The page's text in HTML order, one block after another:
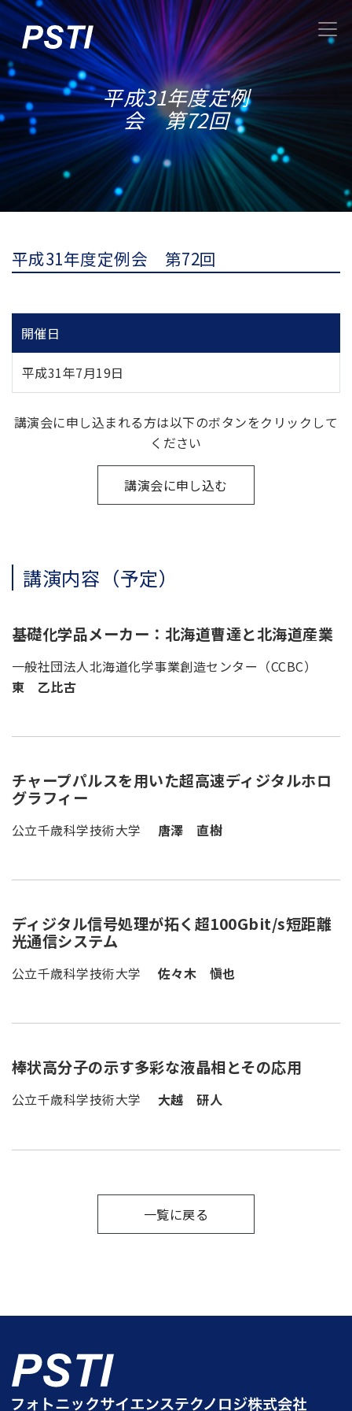
平成31年度定例
会 第72回
平成31年度定例会 第72回
開催日
平成31年7月19日
講演会に申し込まれる方は以下のボタンをクリックして
ください
講演会に申し込む
講演内容（予定）
基礎化学品メーカー：北海道曹達と北海道産業
一般社団法人北海道化学事業創造センター（CCBC）
東 乙比古
チャープパルスを用いた超高速ディジタルホロ
グラフィー
公立千歳科学技術大学 唐澤 直樹
ディジタル信号処理が拓く超100Gbit/s短距離
光通信システム
公立千歳科学技術大学 佐々木 愼也
棒状高分子の示す多彩な液晶相とその応用
公立千歳科学技術大学 大越 研人
一覧に戻る